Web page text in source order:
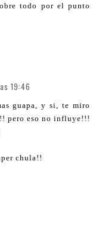
todo por el punto
19:46
guapa, y si, te miro
pero eso no influye!!!
chula!!